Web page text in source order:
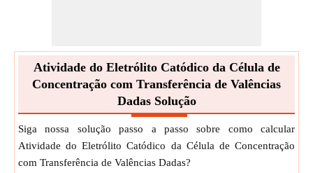
Atividade do Eletrólito Catódico da Célula de
Concentração com Transferência de Valências
Dadas Solução
Siga nossa solução passo a passo sobre como calcular
Atividade do Eletrólito Catódico da Célula de Concentração
com Transferência de Valências Dadas?